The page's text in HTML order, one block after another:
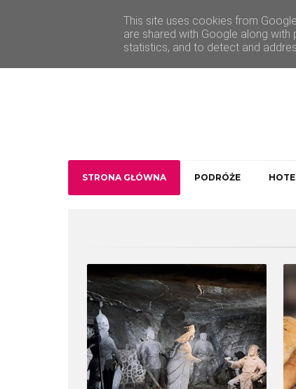
O Traveler deLuxe
STRONA GŁÓWNA PODRÓŻE
This site uses cookies from
are shared with Google along
statistics, and to detect and